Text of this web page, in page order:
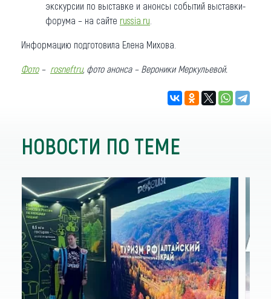
экскурсии по выставке и анонсы событий выставки-
форума – на сайте russia.ru
Информацию подготовила Елена Михова.
Фото– rosneftru, фото анонса – Вероники Меркульевой.
НОВОСТИ ПО ТЕМЕ